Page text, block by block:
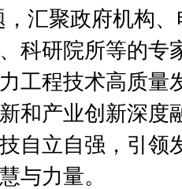
，汇聚政府机构
科研院所等的专
工程技术高质量
和产业创新深度
自立自强，引领
与力量。